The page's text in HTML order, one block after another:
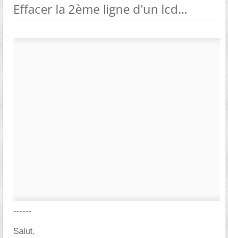
Effacer la 2ème ligne d'un lcd...
------
Salut,